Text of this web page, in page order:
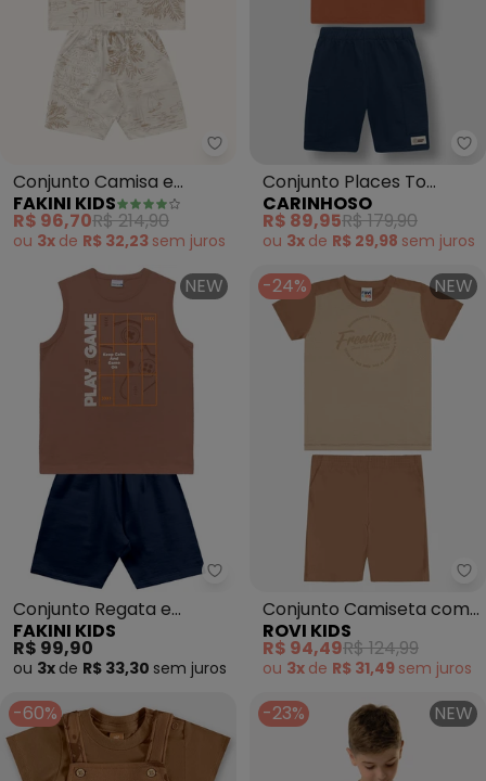
Fakini Kids - Conjunto Camisa
Conjunto Camisa e
Bermuda (Marrom)
FAKINI KIDS
R$ 96,70R$ 214,90
ou 3x de R$ 32,23 sem juros
Conjunto Places To
Explore em Moletinho
(Marrom)
CARINHOSO
R$ 89,95R$ 179,90
ou 3x de R$ 29,98 sem juros
NEW
Fakini Kids - Conjunto Regata
Conjunto Regata e
Bermuda (Marrom)
FAKINI KIDS
R$ 99,90
ou 3x de R$ 33,30 sem juros
-24% NEW
Conjunto Camiseta com
Bermuda Infantil
(Marrom)
ROVI KIDS
R$ 94,49R$ 124,99
ou 3x de R$ 31,49 sem juros
-60% -23% NEW